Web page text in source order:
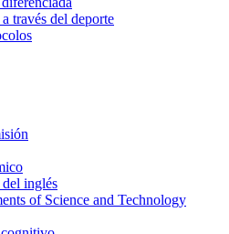
través del deporte
del inglés
of Science and Technology